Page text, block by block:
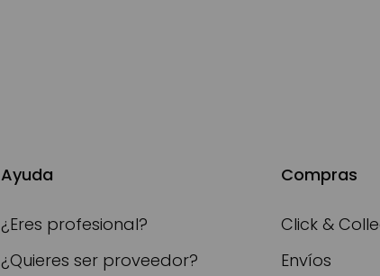
Ayuda
¿Eres profesional?
¿Quieres ser proveedor?
Compras
Click &
Envíos